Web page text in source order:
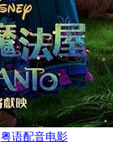
粤语配音电影